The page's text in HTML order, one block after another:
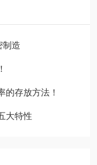
制造
的存放方法！
大特性